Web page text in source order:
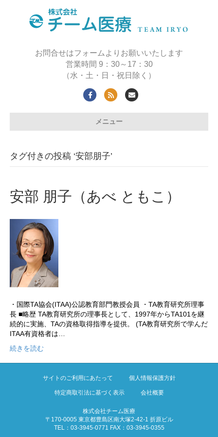
お問合せはフォームよりお願いいたします
営業時間 9：30～17：30
（水・土・日・祝日除く）
Facebook
Rss Email
メニュー
タグ付きの投稿 ‘安部朋子’
安部 朋子（あべ ともこ）
・国際TA協会(ITAA)公認教育部門教授会員 ・TA教育研究所理事
長 ■略歴 TA教育研究所の理事長として、1997年からTA101を継
続的に実施、TAの資格取得指導を提供。 (TA教育研究所で学んだ
ITAA有資格者は…
続きを読む
サイトのご利用にあたって 個人情報保護方針
特定商取引法に基づく表示 会社概要
株式会社チーム医療
〒170-0005 東京都豊島区南大塚2-42-1 折原ビル
TEL：03-3945-0771 FAX：03-3945-0355